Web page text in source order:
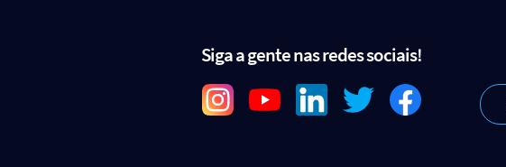
Siga a gente nas redes sociais!